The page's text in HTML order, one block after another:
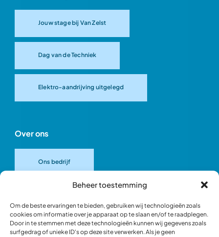
Beheer toestemming
Om de beste ervaringen te bieden, gebruiken wij technologieën zoals
cookies om informatie over je apparaat op te slaan en/of te raadplegen.
Door in te stemmen met deze technologieën kunnen wij gegevens zoals
surfgedrag of unieke ID's op deze site verwerken. Als je geen
Jouw stage bij Van Zelst
Dag van de Techniek
Elektro-aandrijving uitgelegd
Over ons
Ons bedrijf
Ons team